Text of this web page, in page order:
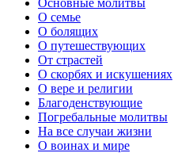
О семье
О болящих
О путешествующих
От страстей
О скорбях и искушениях
О вере и религии
Благоденствующие
Погребальные молитвы
На все случаи жизни
О воинах и мире